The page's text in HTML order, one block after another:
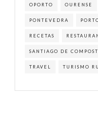
OPORTO OURENSE
PONTEVEDRA
RECETAS
SANTIAGO DE
TRAVEL TURISMO